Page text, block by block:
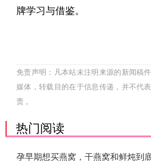
牌学习与借鉴。
免责声明：凡本站未注明来源的新闻稿
媒体，转载目的在于信息传递，并不代
责 。
热门阅读